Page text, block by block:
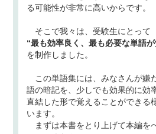
る可能性が非常に高いからです。
そこで我々は、受験生にとって
“最も効率良く、最も必要な単語
を制作しました。
この単語集には、みなさんが嫌
語の暗記を、少しでも効果的に効
直結した形で覚えることができる
います。
まずは本書をとり上げて本編を